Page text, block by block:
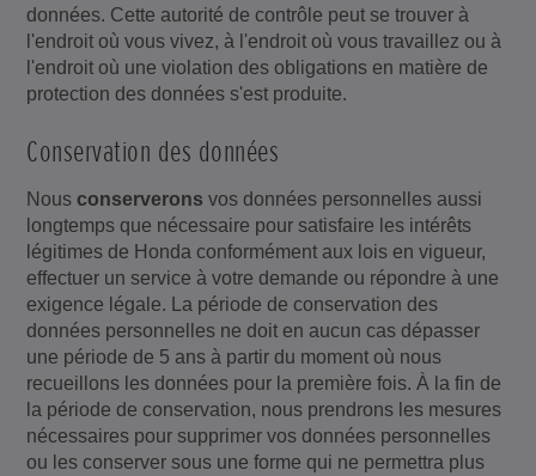
données. Cette autorité de contrôle peut se trouver à
l'endroit où vous vivez, à l'endroit où vous travaillez ou à
l'endroit où une violation des obligations en matière de
protection des données s'est produite.
Conservation des données
Nousconserverons vos données personnelles aussi
longtemps que nécessaire pour satisfaire les intérêts
légitimes de Honda conformément aux lois en vigueur,
effectuer un service à votre demande ou répondre à une
exigence légale. La période de conservation des
données personnelles ne doit en aucun cas dépasser
une période de 5 ans à partir du moment où nous
recueillons les données pour la première fois. À la fin de
la période de conservation, nous prendrons les mesures
nécessaires pour supprimer vos données personnelles
ou les conserver sous une forme qui ne permettra plus